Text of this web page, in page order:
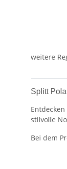
weitere
Splitt
stilvolle
Bei dem